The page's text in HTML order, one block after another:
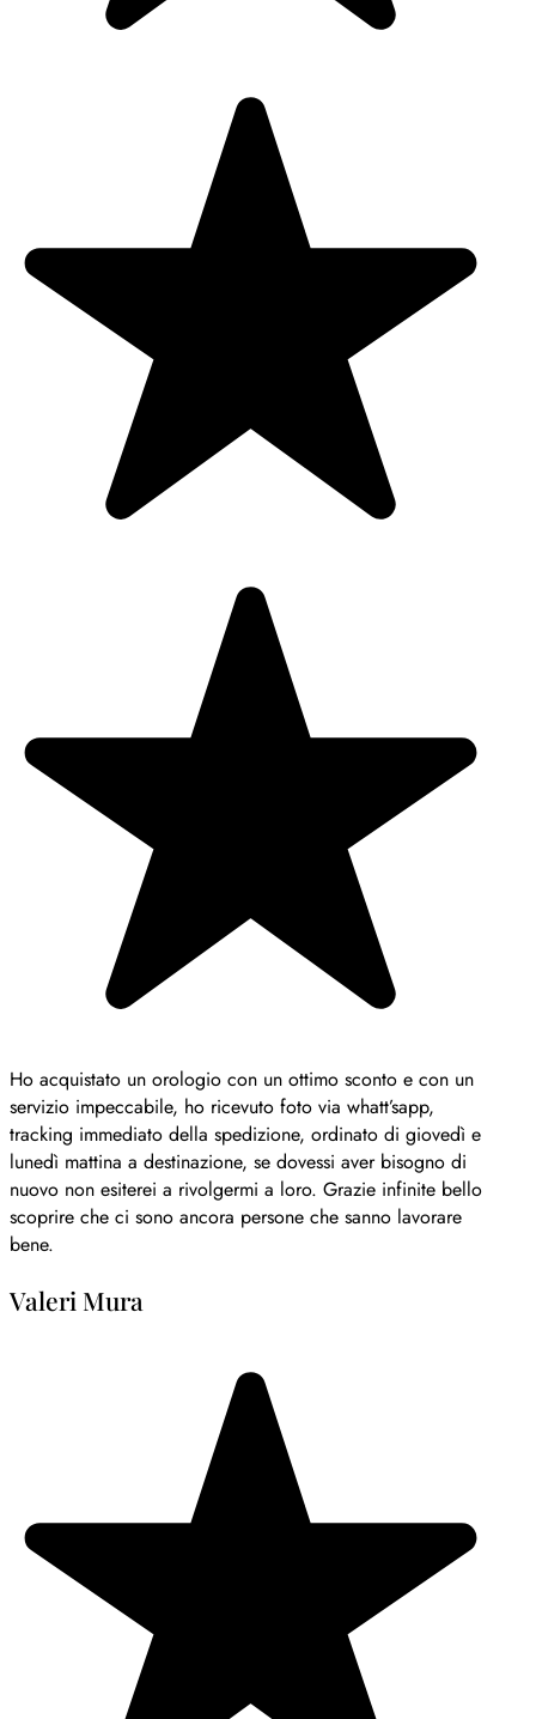
Ho acquistato un orologio con un ottimo sconto e con un
servizio impeccabile, ho ricevuto foto via whatt’sapp,
tracking immediato della spedizione, ordinato di giovedì e
lunedì mattina a destinazione, se dovessi aver bisogno di
nuovo non esiterei a rivolgermi a loro. Grazie infinite bello
scoprire che ci sono ancora persone che sanno lavorare
bene.
Valeri Mura